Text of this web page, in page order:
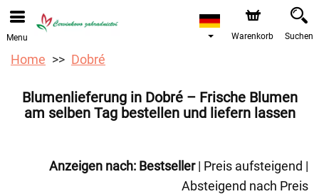
Bestellungen über unseren Onlineshop nehmen wir gerne
entgegen. Der frühestmögliche Liefertermin ist ab dem
12.08.2026 aufgrund von Betriebsurlaub.
Menu Warenkorb Suchen
Home Dobré
Blumenlieferung in Dobré – Frische Blumen
am selben Tag bestellen und liefern lassen
Anzeigen nach: Bestseller| Preis aufsteigend |
Absteigend nach Preis